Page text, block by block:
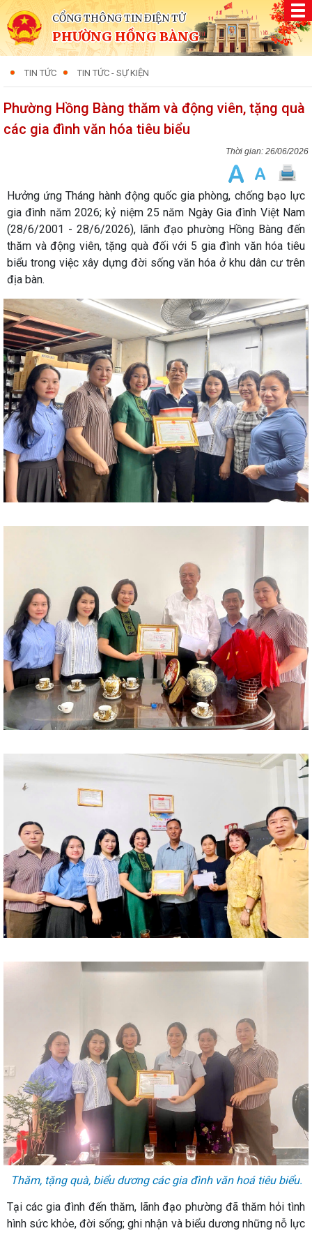
CỔNG THÔNG TIN ĐIỆN TỬ
PHƯỜNG HỒNG BÀNG
TIN TỨC TIN TỨC - SỰ KIỆN
Phường Hồng Bàng thăm và động viên, tặng quà
các gia đình văn hóa tiêu biểu
26/06/2026
Hưởng ứng Tháng hành động quốc gia phòng, chống bạo lực
gia đình năm 2026; kỷ niệm 25 năm Ngày Gia đình Việt Nam
(28/6/2001 - 28/6/2026), lãnh đạo phường Hồng Bàng đến
thăm và động viên, tặng quà đối với 5 gia đình văn hóa tiêu
biểu trong việc xây dựng đời sống văn hóa ở khu dân cư trên
địa bàn.
Thăm, tặng quà, biểu dương các gia đình văn hoá tiêu biểu.
Tại các gia đình đến thăm, lãnh đạo phường đã thăm hỏi tình
hình sức khỏe, đời sống; ghi nhận và biểu dương những nỗ lực